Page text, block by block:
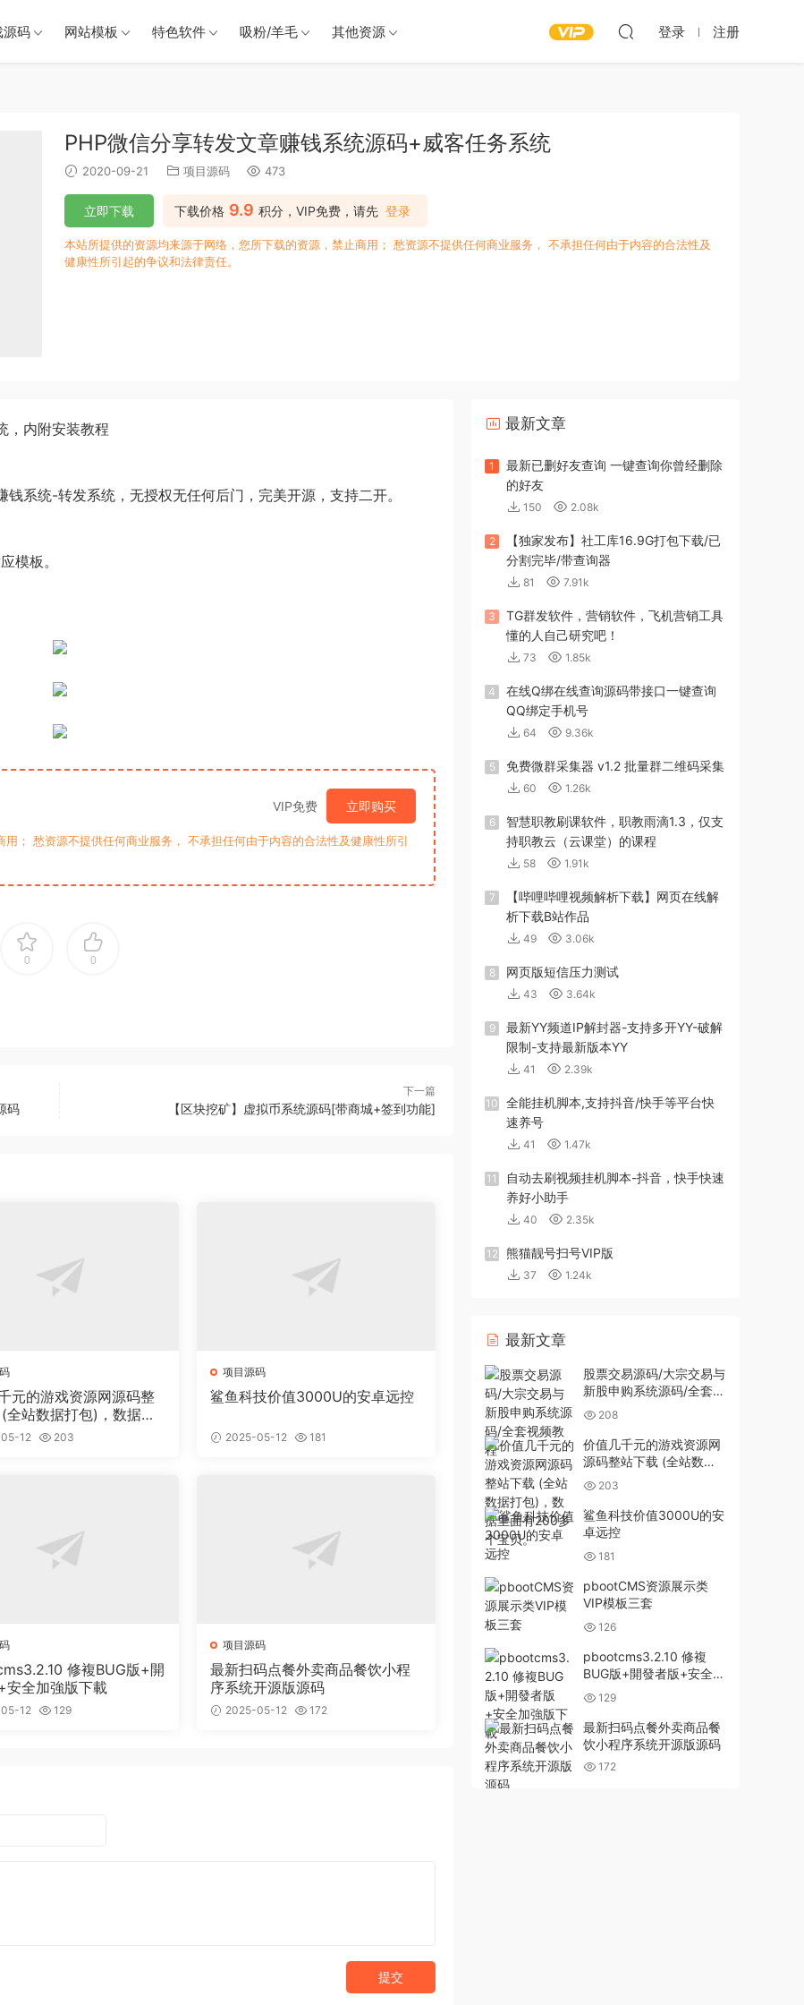
源码 网站模板 特色软件 吸粉/羊毛 其他资源 登录 注册
PHP微信分享转发文章赚钱系统源码+威客任务系统
2020-09-21 项目源码 473
下载价格 9.9 积分，VIP免费，请先 登录
立即下载
本站所提供的资源均来源于网络，您所下载的资源，禁止商用； 愁资源不提供任何商业服务， 不承担任何由于内容的合法性及
健康性所引起的争议和法律责任。
，内附安装教程
系统-转发系统，无授权无任何后门，完美开源，支持二开。
模板。
VIP免费 立即购买
； 愁资源不提供任何商业服务， 不承担任何由于内容的合法性及健康性所引
0 0
码
下一篇
【区块挖矿】虚拟币系统源码[带商城+签到功能]
元的游戏资源网源码整
全站数据打包)，数据里
多个宝贝。
12 203
项目源码
鲨鱼科技价值3000U的安卓远控
2025-05-12 181
修複BUG版+開
安全加強版下載
12 129
项目源码
最新扫码点餐外卖商品餐饮小程
序系统开源版源码
2025-05-12 172
提交
最新文章
1
最新已删好友查询 一键查询你曾经删除
的好友
150 2.08k
2
【独家发布】社工库16.9G打包下载/已
分割完毕/带查询器
81 7.91k
3
TG群发软件，营销软件，飞机营销工具
懂的人自己研究吧！
73 1.85k
4
在线Q绑在线查询源码带接口一键查询
QQ绑定手机号
64 9.36k
5 免费微群采集器 v1.2 批量群二维码采集
60 1.26k
6
智慧职教刷课软件，职教雨滴1.3，仅支
持职教云（云课堂）的课程
58 1.91k
7
【哔哩哔哩视频解析下载】网页在线解
析下载B站作品
49 3.06k
8 网页版短信压力测试
43 3.64k
9
最新YY频道IP解封器-支持多开YY-破解
限制-支持最新版本YY
41 2.39k
10
全能挂机脚本,支持抖音/快手等平台快
速养号
41 1.47k
11
自动去刷视频挂机脚本-抖音，快手快速
养好小助手
40 2.35k
12 熊猫靓号扫号VIP版
37 1.24k
最新文章
股票交易源码/大宗交易与
新股申购系统源码/全套视
频教程
208
价值几千元的游戏资源网
源码整站下载 (全站数据
打包)，数据里面有200多
个宝贝。
203
鲨鱼科技价值3000U的安
卓远控
181
pbootCMS资源展示类
VIP模板三套
126
pbootcms3.2.10 修複
BUG版+開發者版+安全加
強版下載
129
最新扫码点餐外卖商品餐
饮小程序系统开源版源码
172